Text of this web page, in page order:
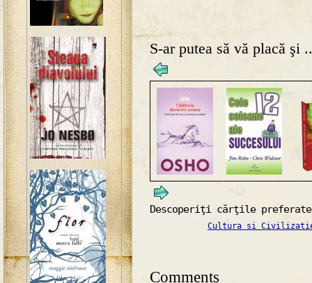
S-ar putea să vă placă şi
Descoperiţi cărţile
Cultura si
Comments